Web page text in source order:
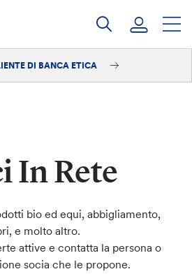
DI BANCA ETICA
In Rete
bio ed equi, abbigliamento,
e molto altro.
attive e contatta la persona o
socia che le propone.